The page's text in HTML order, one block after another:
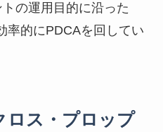
の運用目的に沿った
率的にPDCAを回してい
ロス・プロップ